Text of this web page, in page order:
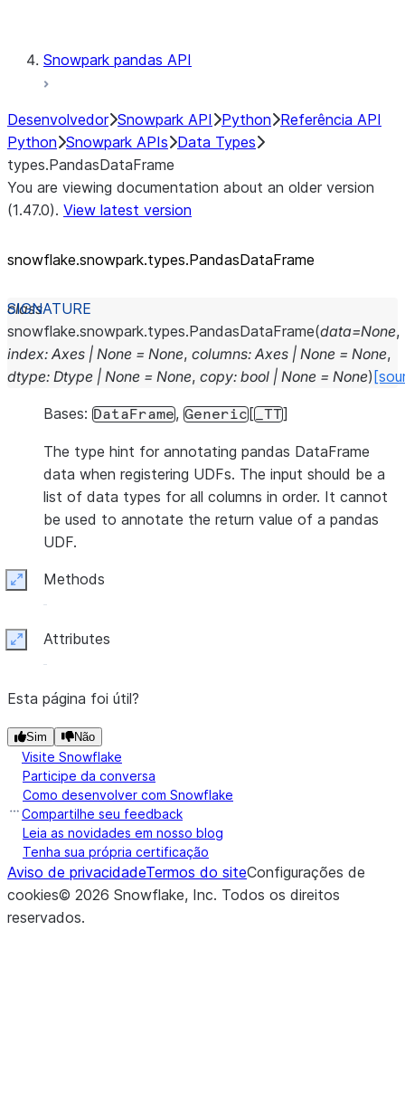
Snowpark pandas API
Desenvolvedor Snowpark API Python Referência API
Python Snowpark APIs Data Types
types.PandasDataFrame
You are viewing documentation about an older version
(1.47.0). View latest version
snowflake.snowpark.types.PandasDataFrame
class
snowflake.snowpark.types.PandasDataFrame(data=None,
index: Axes | None = None, columns: Axes | None = None,
dtype: Dtype | None = None, copy: bool | None = None)
Bases: DataFrame, Generic [_TT]
The type hint for annotating pandas DataFrame
data when registering UDFs. The input should be a
list of data types for all columns in order. It cannot
be used to annotate the return value of a pandas
UDF.
Methods
Expand
Attributes
Expand
Esta página foi útil?
Sim Não
Visite Snowflake
Participe da conversa
Como desenvolver com Snowflake
Compartilhe seu feedback
Leia as novidades em nosso blog
Tenha sua própria certificação
Aviso de privacidadeTermos do siteConfigurações de
cookies© 2026 Snowflake, Inc. Todos os direitos
reservados.